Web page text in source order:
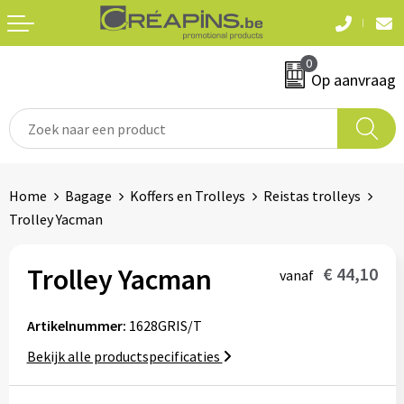
0
Op aanvraag
T-shirts
Sweaters en hoodies
Jassen
Hemden
Automerken
Eten & drinken
Snoepgoed
Home Bagage Koffers en Trolleys
Reistas trolleys
Trolley Yacman
Trolley Yacman vanaf € 44,10
Artikelnummer: 1628GRIS/T
Bekijk alle productspecificaties